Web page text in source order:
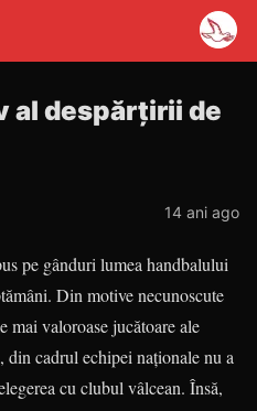
al despărţirii de
14 ani ago
pe gânduri lumea handbalului
Din motive necunoscute
mai valoroase jucătoare ale
cadrul echipei naţionale nu a
cu clubul vâlcean. Însă,